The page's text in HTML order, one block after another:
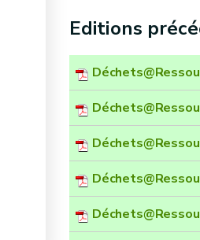
Editions